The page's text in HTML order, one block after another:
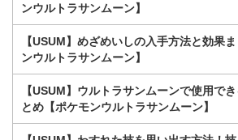
ンウルトラサンムーン】
【USUM】めざめいしの入手方法と効果
ンウルトラサンムーン】
【USUM】ウルトラサンムーンで使用で
とめ【ポケモンウルトラサンムーン】